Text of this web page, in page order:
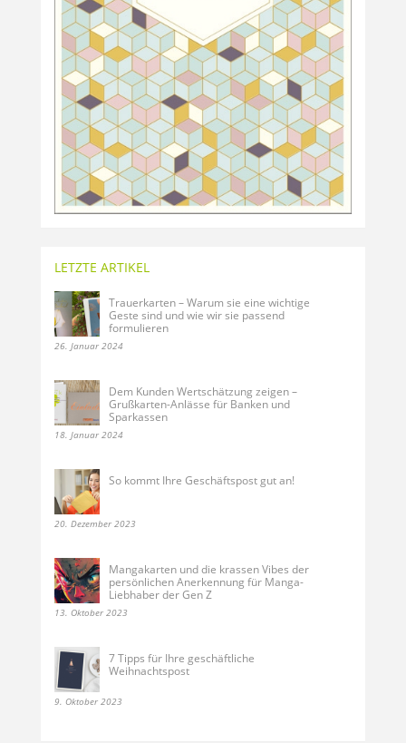
LETZTE ARTIKEL
Trauerkarten – Warum sie eine wichtige
Geste sind und wie wir sie passend
formulieren
26. Januar 2024
Dem Kunden Wertschätzung zeigen –
Grußkarten-Anlässe für Banken und
Sparkassen
18. Januar 2024
So kommt Ihre Geschäftspost gut an!
20. Dezember 2023
Mangakarten und die krassen Vibes der
persönlichen Anerkennung für Manga-
Liebhaber der Gen Z
13. Oktober 2023
7 Tipps für Ihre geschäftliche
Weihnachtspost
9. Oktober 2023